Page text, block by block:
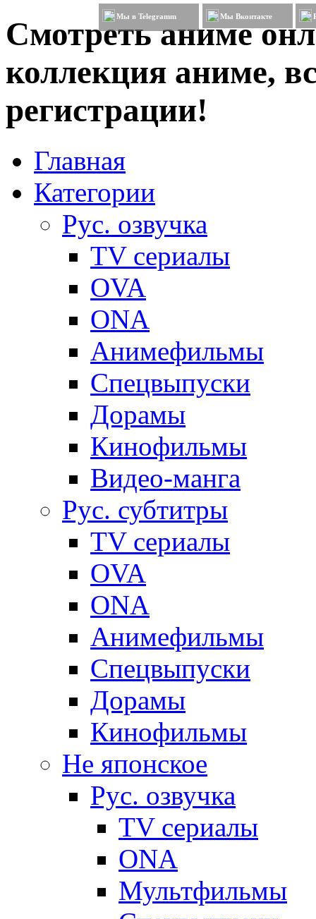
Смотреть аниме
коллекция аниме,
регистрации!
Мы в Telegramm Мы Вконтакте
Главная
Категории
Рус. озвучка
TV сериалы
OVA
ONA
Анимефильмы
Спецвыпуски
Дорамы
Кинофильмы
Видео-манга
Рус. субтитры
TV сериалы
OVA
ONA
Анимефильмы
Спецвыпуски
Дорамы
Кинофильмы
Не японское
Рус. озвучка
TV сериалы
ONA
Мультфильмы